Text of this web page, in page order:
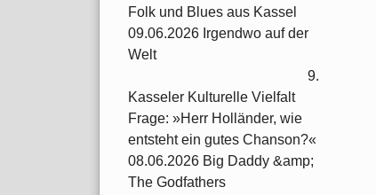
Folk und Blues aus Kassel
09.06.2026 Irgendwo auf der
Welt
9.
Kasseler Kulturelle Vielfalt
Frage: »Herr Holländer, wie
entsteht ein gutes Chanson?«
08.06.2026 Big Daddy &amp;
The Godfathers